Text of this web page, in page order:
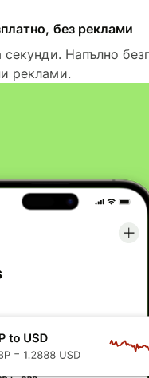
без реклами
секунди. Напълно
реклами.